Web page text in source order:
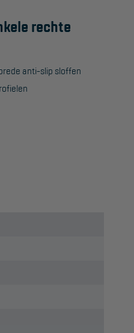
rechte
anti-slip sloffen